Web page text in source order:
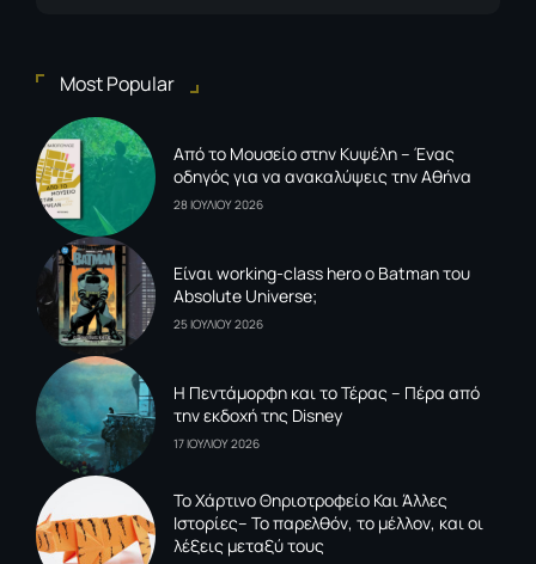
Most Popular
Από το Μουσείο στην Κυψέλη – Ένας
οδηγός για να ανακαλύψεις την Αθήνα
28 ΙΟΥΛΙΟΥ 2026
Είναι working-class hero ο Batman του
Absolute Universe;
25 ΙΟΥΛΙΟΥ 2026
Η Πεντάμορφη και το Τέρας – Πέρα από
την εκδοχή της Disney
17 ΙΟΥΛΙΟΥ 2026
To Xάρτινο Θηριοτροφείο Και Άλλες
Ιστορίες– Το παρελθόν, το μέλλον, και οι
λέξεις μεταξύ τους